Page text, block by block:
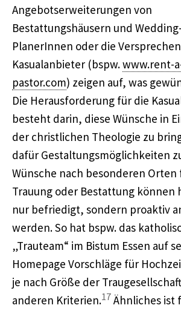
Angebotserweiterungen von
Bestattungshäusern und Wedding-
PlanerInnen oder die
Kasualanbieter (bspw.www.rent-
pastor.com) zeigen auf, was
Die Herausforderung für die
besteht darin, diese Wünsche in
der christlichen Theologie zu
dafür Gestaltungsmöglichkeiten
Wünsche nach besonderen Orten
Trauung oder Bestattung können
nur befriedigt, sondern proaktiv
werden. So hat bspw. das
„Trauteam“ im Bistum Essen auf
Homepage Vorschläge für
je nach Größe der
anderen Kriterien.17 Ähnliches ist